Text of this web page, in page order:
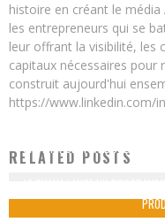
histoire en créant le
les entrepreneurs qui se
leur offrant la visibilité, les
capitaux nécessaires pour
construit aujourd'hui
https://www.linkedin.com/
RELATED POSTS
UNE MINI-CENTRALE SOLAIRE